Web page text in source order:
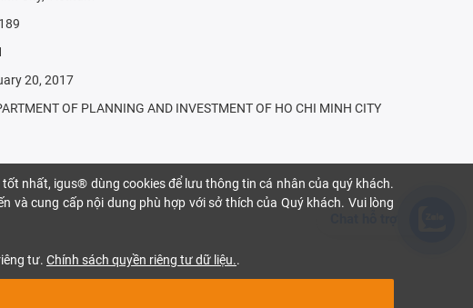
20, 2017
OF PLANNING AND INVESTMENT OF HO CHI MINH CITY
nhất, igus® dùng cookies để lưu thông tin cá nhân của quý khách.
cung cấp nội dung phù hợp với sở thích của Quý khách. Vui lòng
tư. Chính sách quyền riêng tư dữ liệu..